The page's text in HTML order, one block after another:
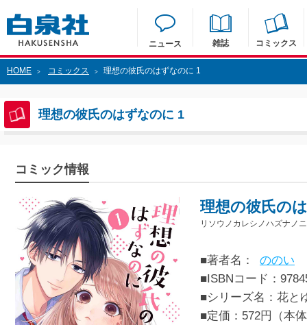
ニュース 雑誌 コミックス
HOME > コミックス > 理想の彼氏のはずなのに 1
理想の彼氏のはずなのに 1
コミック情報
理想の彼氏の
リソウノカレシノハズナノ
■著者名：
ののい
■ISBNコード：
■シリーズ名：花と
■定価：572円（本